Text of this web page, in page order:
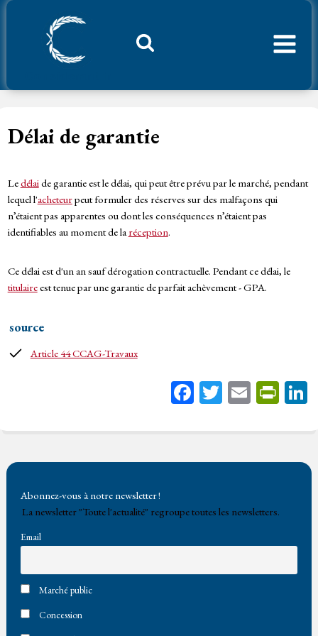
Aller
Délai de garantie
Ledélai de garantie est le délai, qui peut être prévu par le marché, pendant
lequel l'acheteurpeut formuler des réserves sur des malfaçons qui
n’étaient pas apparentes ou dont les conséquences n’étaient pas
identifiables au moment de la réception.
Ce délai est d'un an sauf dérogation contractuelle. Pendant ce délai, le
titulaireest tenue par une garantie de parfait achèvement - GPA.
source
Article 44 CCAG-Travaux
Fa
bo
ok
T
tt
er
E
ail
Pr
tF
rie
Abonnez-vous à notre newsletter !
La newsletter "Toute l'actualité" regroupe toutes les newsletters.
Email
Marché public
Concession